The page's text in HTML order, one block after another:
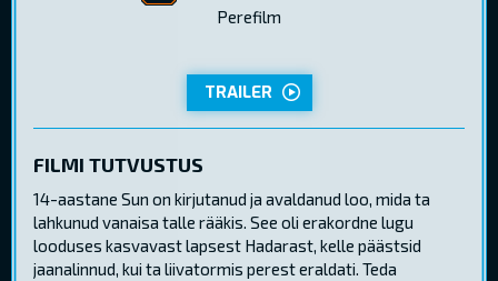
Perefilm
TRAILER
FILMI TUTVUSTUS
14-aastane Sun on kirjutanud ja avaldanud loo, mida ta
lahkunud vanaisa talle rääkis. See oli erakordne lugu
looduses kasvavast lapsest Hadarast, kelle päästsid
jaanalinnud, kui ta liivatormis perest eraldati. Teda